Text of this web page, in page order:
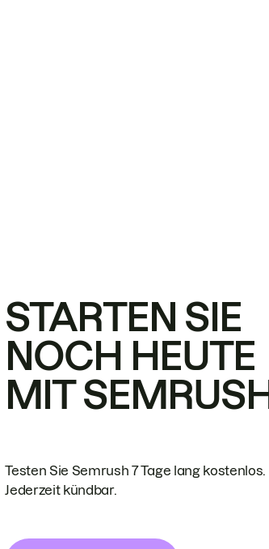
STARTEN SIE
NOCH HEUTE
MIT
Testen Sie Semrush 7 Tage lang kostenlos.
Jederzeit kündbar.